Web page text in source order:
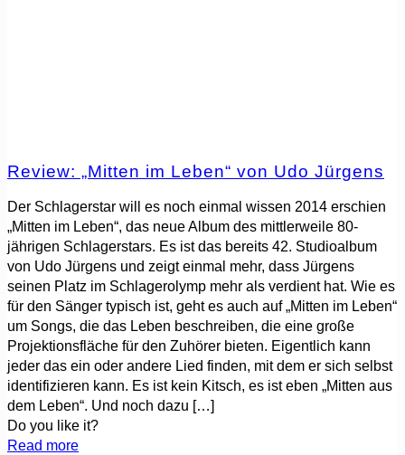
Review: „Mitten im Leben“ von Udo Jürgens
Der Schlagerstar will es noch einmal wissen 2014 erschien
„Mitten im Leben“, das neue Album des mittlerweile 80-
jährigen Schlagerstars. Es ist das bereits 42. Studioalbum
von Udo Jürgens und zeigt einmal mehr, dass Jürgens
seinen Platz im Schlagerolymp mehr als verdient hat. Wie es
für den Sänger typisch ist, geht es auch auf „Mitten im Leben“
um Songs, die das Leben beschreiben, die eine große
Projektionsfläche für den Zuhörer bieten. Eigentlich kann
jeder das ein oder andere Lied finden, mit dem er sich selbst
identifizieren kann. Es ist kein Kitsch, es ist eben „Mitten aus
dem Leben“. Und noch dazu […]
Do you like it?
Read more